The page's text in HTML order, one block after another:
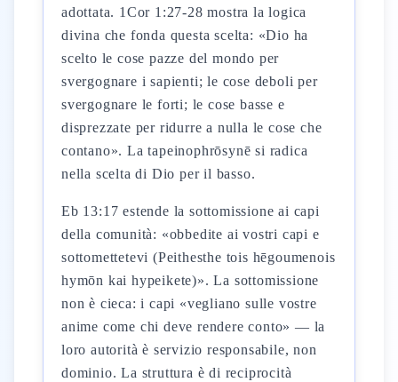
adottata. 1Cor 1:27-28 mostra la logica
divina che fonda questa scelta: «Dio ha
scelto le cose pazze del mondo per
svergognare i sapienti; le cose deboli per
svergognare le forti; le cose basse e
disprezzate per ridurre a nulla le cose che
contano». La tapeinophrōsynē si radica
nella scelta di Dio per il basso.
Eb 13:17 estende la sottomissione ai capi
della comunità: «obbedite ai vostri capi e
sottomettetevi (Peithesthe tois hēgoumenois
hymōn kai hypeikete)». La sottomissione
non è cieca: i capi «vegliano sulle vostre
anime come chi deve rendere conto» — la
loro autorità è servizio responsabile, non
dominio. La struttura è di reciprocità